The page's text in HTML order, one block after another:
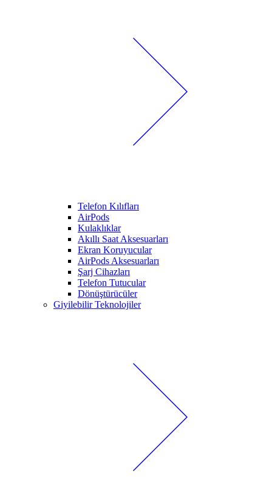
Telefon Kılıfları
AirPods
Kulaklıklar
Akıllı Saat Aksesuarları
Ekran Koruyucular
AirPods Aksesuarları
Şarj Cihazları
Telefon Tutucular
Dönüştürücüler
Giyilebilir Teknolojiler